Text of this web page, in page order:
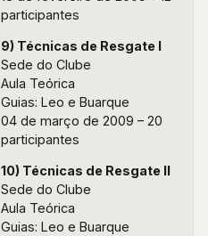
participantes
9) Técnicas de Resgate I
Sede do Clube
Aula Teórica
Guias: Leo e Buarque
04 de março de 2009 – 20
participantes
10) Técnicas de Resgate II
Sede do Clube
Aula Teórica
Guias: Leo e Buarque